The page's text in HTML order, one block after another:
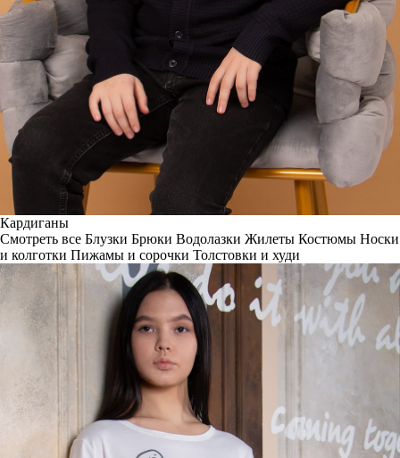
Кардиганы
Смотреть все Блузки Брюки Водолазки Жилеты Костюмы Носки
и колготки Пижамы и сорочки Толстовки и худи